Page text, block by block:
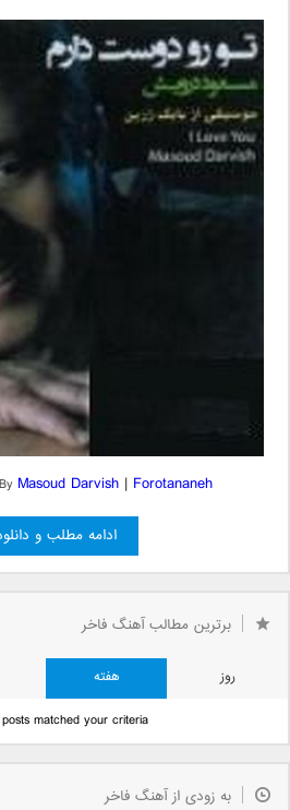
By Masoud Darvish | Forotananeh
ادامه مطلب و
برترین مطالب آهنگ فاخر
روز هفته
matched your criteria.
به زودی از آهنگ فاخر